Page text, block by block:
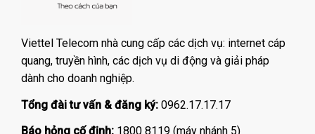
Viettel Telecom nhà cung cấp các dịch vụ: internet cáp
quang, truyền hình, các dịch vụ di động và giải pháp
dành cho doanh nghiệp.
Tổng đài tư vấn & đăng ký: 0962.17.17.17
Báo hỏng cố định: 1800 8119 (máy nhánh 5)